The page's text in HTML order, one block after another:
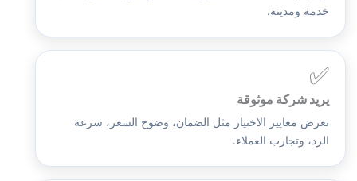
خدمة ومدينة.
✅
يريد شركة موثوقة
نعرض معايير الاختيار مثل الضمان، وضوح السعر، سرعة
الرد، وتجارب العملاء.